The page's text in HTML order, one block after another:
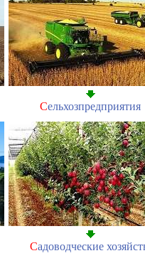
Сельхозпредприятия
Садоводческие